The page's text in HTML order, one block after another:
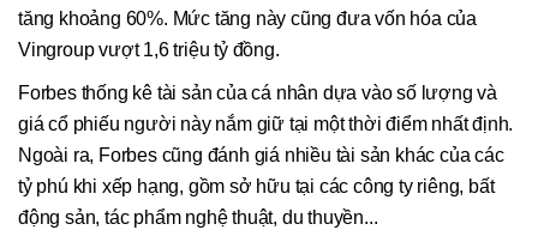
tăng khoảng 60%. Mức tăng này cũng đưa vốn hóa của
Vingroup vượt 1,6 triệu tỷ đồng.
Forbes thống kê tài sản của cá nhân dựa vào số lượng và
giá cổ phiếu người này nắm giữ tại một thời điểm nhất định.
Ngoài ra, Forbes cũng đánh giá nhiều tài sản khác của các
tỷ phú khi xếp hạng, gồm sở hữu tại các công ty riêng, bất
động sản, tác phẩm nghệ thuật, du thuyền...